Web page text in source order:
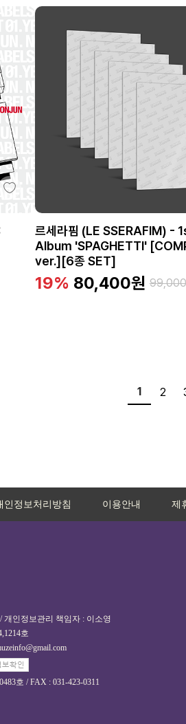
르세라핌 (LE SSERAFIM) -
Album 'SPAGHETTI'
ver.][6종 SET]
19% 80,400원 99,000
1 2
인정보처리방침 이용안내 제
개인정보관리 책임자 : 이소영
호
호 / FAX : 031-423-0311